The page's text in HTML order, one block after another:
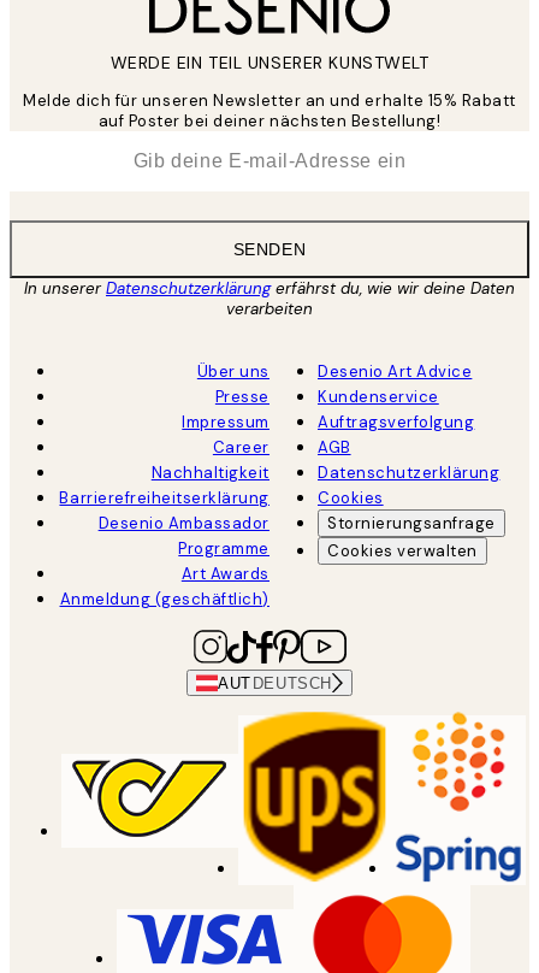
WERDE EIN TEIL UNSERER KUNSTWELT
Melde dich für unseren Newsletter an und erhalte 15% Rabatt
auf Poster bei deiner nächsten Bestellung!
SENDEN
In unsererDatenschutzerklärungerfährst du, wie wir deine Daten
verarbeiten
Über uns
Presse
Impressum
Career
Nachhaltigkeit
Barrierefreiheitserklärung
Desenio Ambassador
Programme
Art Awards
Anmeldung (geschäftlich)
Desenio Art Advice
Kundenservice
Auftragsverfolgung
AGB
Datenschutzerklärung
Cookies
Stornierungsanfrage
Cookies verwalten
AUT DEUTSCH